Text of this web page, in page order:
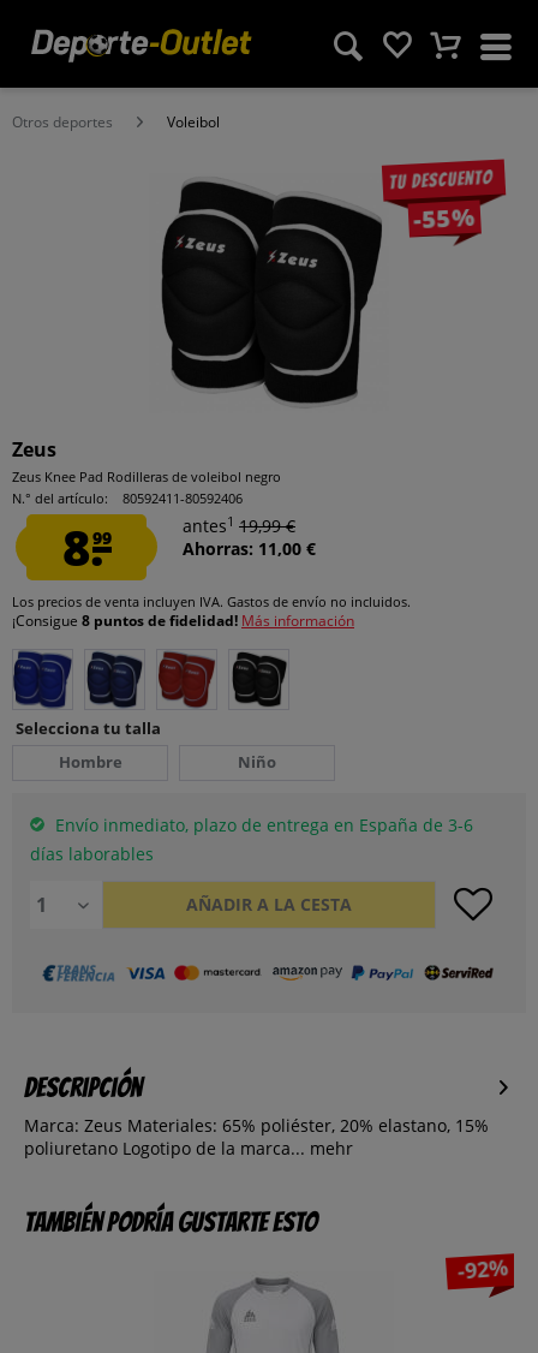
Otros deportes Voleibol
Tu descuento
-55%
Zeus
Zeus Knee Pad Rodilleras de voleibol negro
N.° del artículo:
80592411-80592406
8.99
antes1 19,99 €
Ahorras: 11,00 €
Los precios de venta incluyen IVA. Gastos de envío no incluidos.
¡Consigue 8 puntos de fidelidad! Más información
Selecciona tu talla
Hombre
Niño
Envío inmediato, plazo de entrega en España de 3-6
días laborables
AÑADIR A LA CESTA
Descripción
Marca: Zeus Materiales: 65% poliéster, 20% elastano, 15%
poliuretano Logotipo de la marca... mehr
También podría gustarte esto
-92%